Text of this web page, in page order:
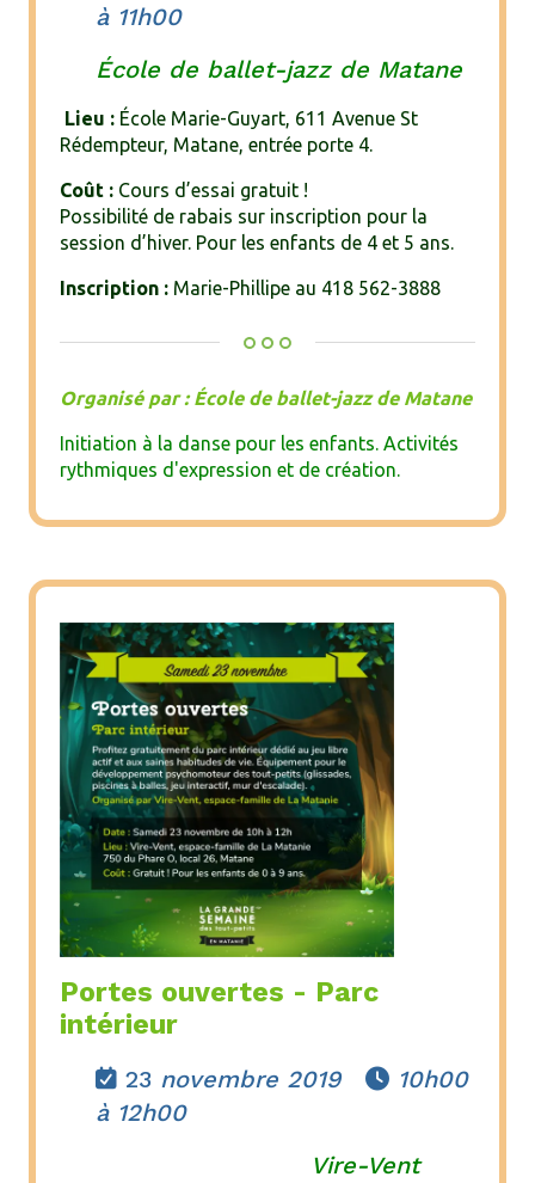
à 11h00
École de ballet-jazz de Matane
Lieu : École Marie-Guyart, 611 Avenue St
Rédempteur, Matane, entrée porte 4.
Coût :Cours d’essai gratuit !
Possibilité de rabais sur inscription pour la
session d’hiver. Pour les enfants de 4 et 5 ans.
Inscription : Marie-Phillipe au 418 562-3888
Organisé par : École de ballet-jazz de Matane
Initiation à la danse pour les enfants. Activités
rythmiques d'expression et de création.
Portes ouvertes - Parc
intérieur
23 novembre 2019 10h00
à 12h00
Vire-Vent